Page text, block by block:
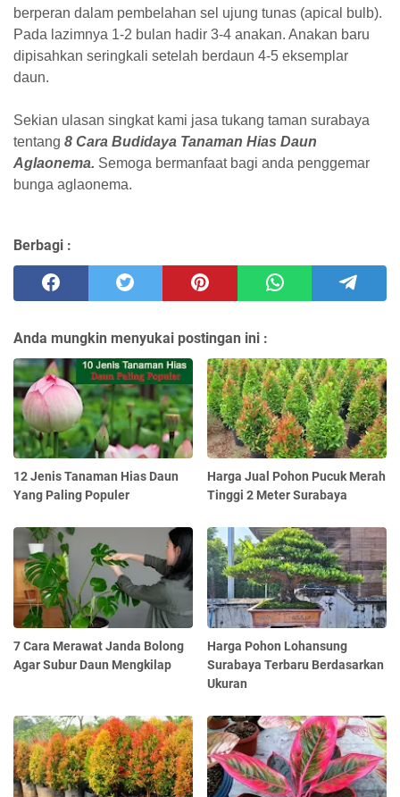
berperan dalam pembelahan sel ujung tunas (apical bulb).
Pada lazimnya 1-2 bulan hadir 3-4 anakan. Anakan baru
dipisahkan seringkali setelah berdaun 4-5 eksemplar
daun.
Sekian ulasan singkat kami jasa tukang taman surabaya
tentang 8 Cara Budidaya Tanaman Hias Daun
Aglaonema. Semoga bermanfaat bagi anda penggemar
bunga aglaonema.
Berbagi :
Anda mungkin menyukai postingan ini :
12 Jenis Tanaman Hias Daun
Yang Paling Populer
Harga Jual Pohon Pucuk Merah
Tinggi 2 Meter Surabaya
7 Cara Merawat Janda Bolong
Agar Subur Daun Mengkilap
Harga Pohon Lohansung
Surabaya Terbaru Berdasarkan
Ukuran